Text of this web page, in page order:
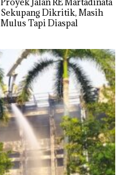
Sekupang Dikritik, Masih
Mulus Tapi Diaspal